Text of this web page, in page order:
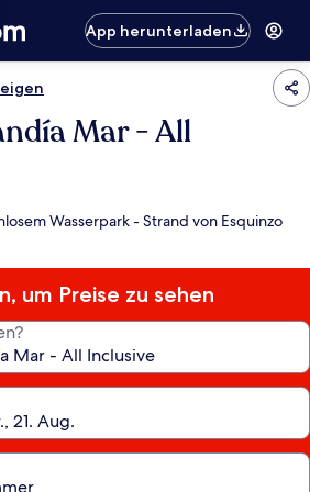
App herunterladen
Mar - All
Wasserpark - Strand von Esquinzo
um Preise zu sehen